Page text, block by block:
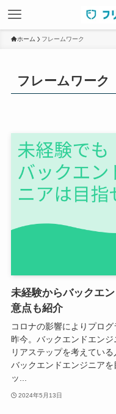
ホーム フレームワーク
フレームワーク
未経験からバックエ
意点も紹介
コロナの影響によりプロ
昨今。バックエンドエン
リアステップを考えてい
バックエンドエンジニア
ッ...
2024年5月13日